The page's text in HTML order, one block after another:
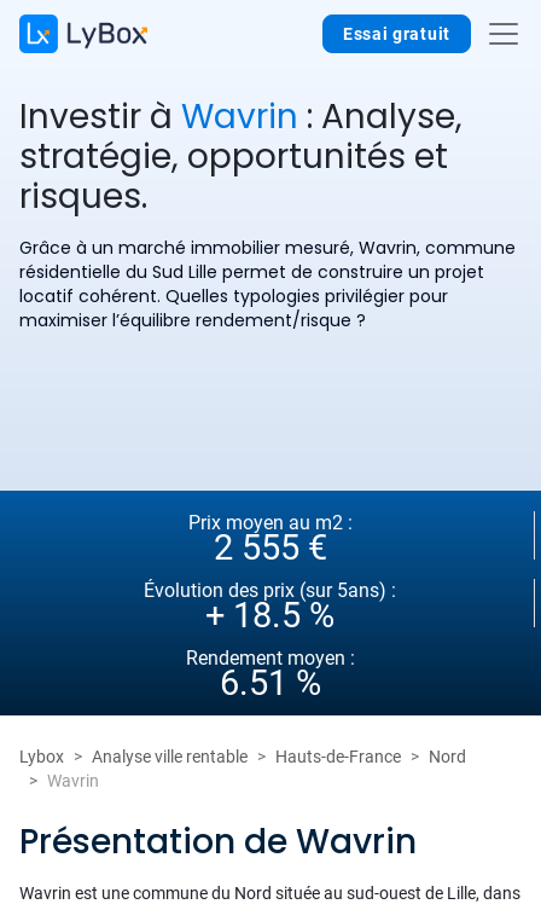
Essai gratuit
Investir à Wavrin : Analyse,
stratégie, opportunités et
risques.
Grâce à un marché immobilier mesuré, Wavrin, commune
résidentielle du Sud Lille permet de construire un projet
locatif cohérent. Quelles typologies privilégier pour
maximiser l’équilibre rendement/risque ?
Prix moyen au m2 :
2 555 €
Évolution des prix (sur 5ans) :
+ 18.5 %
Rendement moyen :
6.51 %
Lybox Analyse ville rentable Hauts-de-France
Nord
Wavrin
Présentation de Wavrin
Wavrin est une commune du Nord située au sud-ouest de Lille, dans